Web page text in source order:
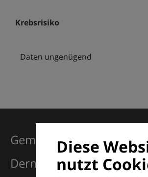
Krebsrisiko
Daten ungenügend
Diese
nutzt
Gemeinsam für Exzellenz
Dermatologie